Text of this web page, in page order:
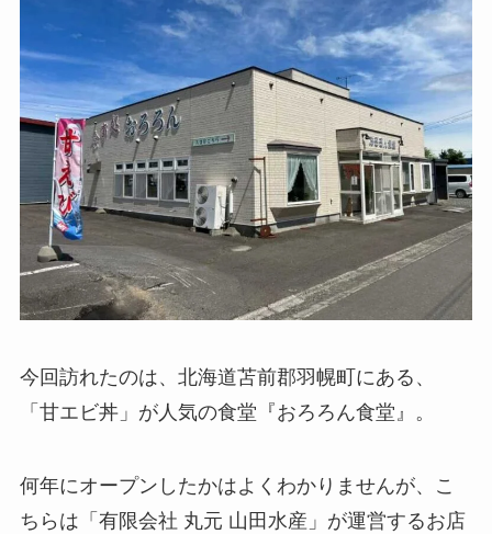
今回訪れたのは、北海道苫前郡羽幌町にある、
「甘エビ丼」が人気の食堂『おろろん食堂』。
何年にオープンしたかはよくわかりませんが、こ
ちらは「有限会社 丸元 山田水産」が運営するお店